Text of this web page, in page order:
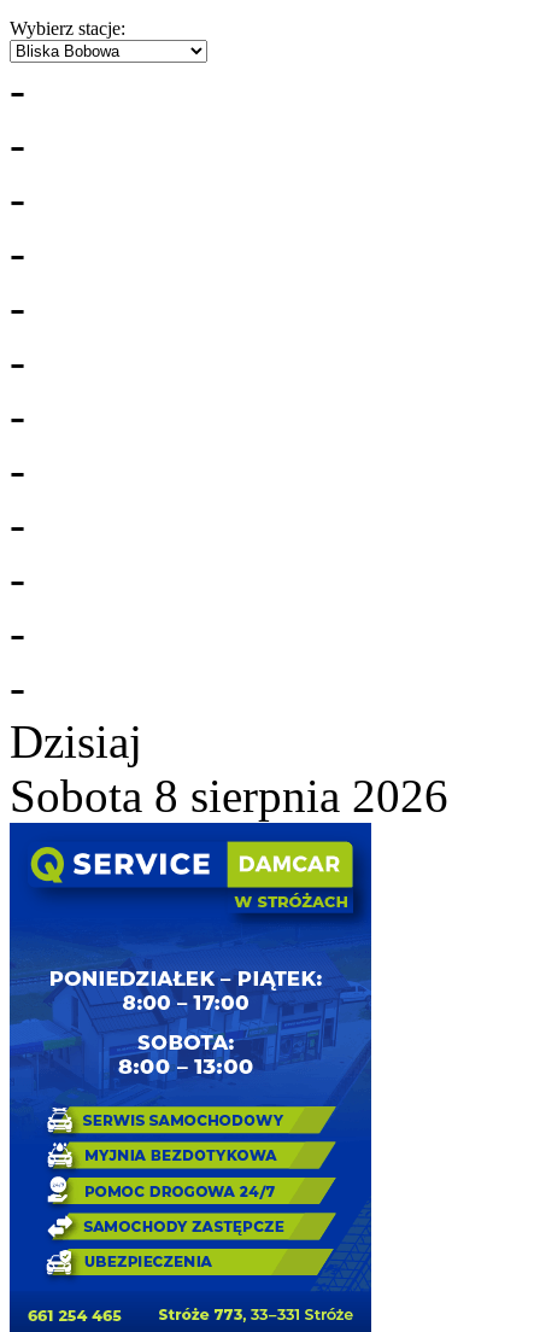
Wybierz stacje:
-
-
-
-
-
-
-
-
-
-
-
-
Dzisiaj
Sobota 8 sierpnia 2026